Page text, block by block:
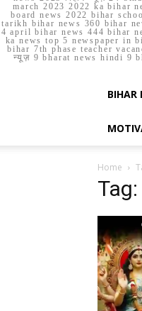
march 2023 2022 ka bihar
board news 2022 bihar
tarikh bihar news 360 bihar
4 april bihar news 444 bihar
ka news top 5 newspaper in
bihar 7th phase teacher
न्यूज़ 9 bharat news hindi 9
BIHAR
Home
Tag: